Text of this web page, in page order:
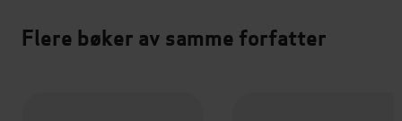
Flere bøker av samme forfatter